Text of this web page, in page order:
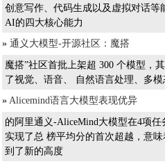
创意写作、代码生成以及虚拟对话
AI的四大核心能力
» 通义大模型-开源社区：魔搭
魔搭”社区首批上架超 300 个模型，
了视觉、语音、 自然语言处理、多
» Alicemind语言大模型表现优异
的阿里通义-AliceMind大模型在4项
实现了总 榜平均分的首次超越，意
到了新的高度